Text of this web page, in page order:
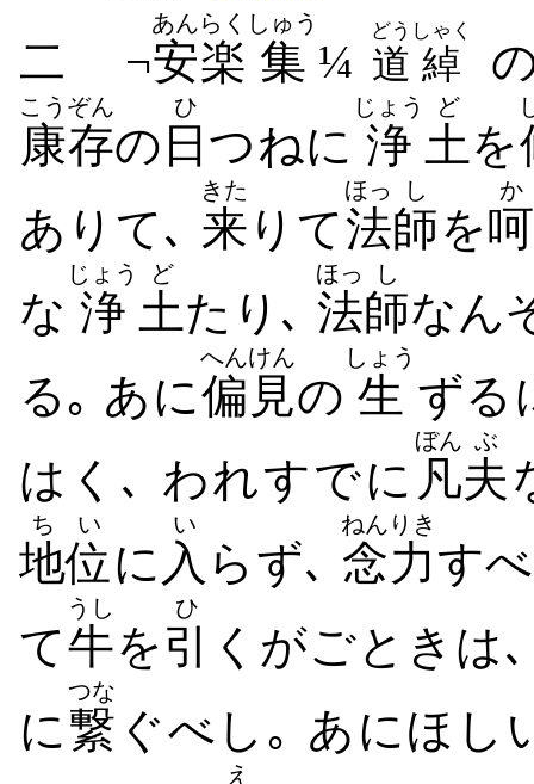
二 ¬安楽
あんらく
集
しゅう
¼ 道
どう
綽
しゃく
康存
こうぞん
の 日
ひ
つねに 浄
じょう
土
ど
を
ありて､ 来
きた
りて法
ほっ
師
し
を呵
か
な 浄
じょう
土
ど
たり､ 法
ほっ
師
し
なん
る｡ あに偏見
へんけん
の 生
しょう
ずる
はく､ われすでに 凡
ぼん
夫
ぶ
地位
ちい
に 入
い
らず､ 念力
ねんりき
す
て牛
うし
を引
ひ
くがごときは
に繋
つな
ぐべし｡ あにほし
え